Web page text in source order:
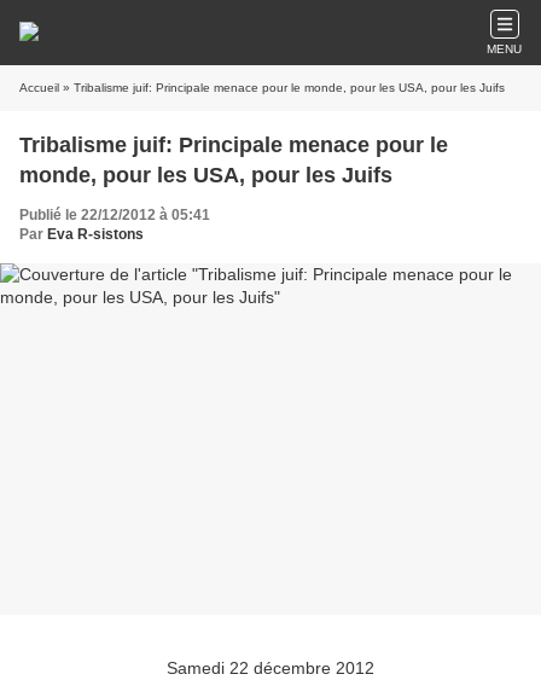
MENU
Accueil » Tribalisme juif: Principale menace pour le monde, pour les USA, pour les Juifs
Tribalisme juif: Principale menace pour le
monde, pour les USA, pour les Juifs
Publié le 22/12/2012 à 05:41
Par Eva R-sistons
Samedi 22 décembre 2012